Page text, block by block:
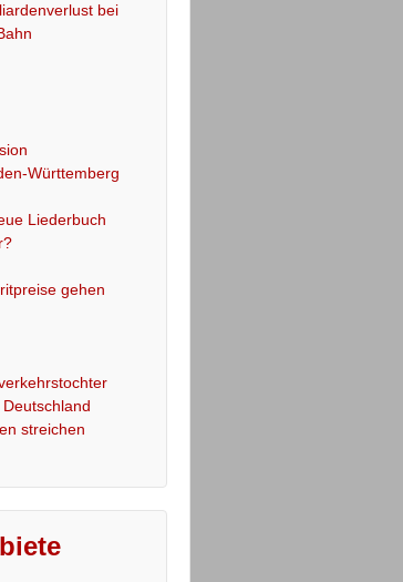
bei
Württemberg
Liederbuch
gehen
streichen